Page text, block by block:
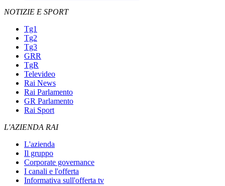
NOTIZIE E SPORT
Tg1
Tg2
Tg3
GRR
TgR
Televideo
Rai News
Rai Parlamento
GR Parlamento
Rai Sport
L'AZIENDA RAI
L'azienda
Il gruppo
Corporate governance
I canali e l'offerta
Informativa sull'offerta tv